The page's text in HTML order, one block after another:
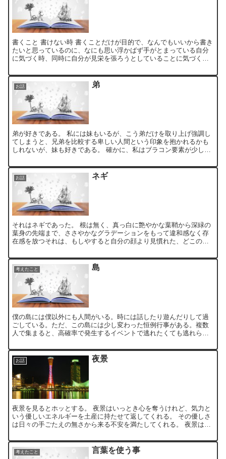
書くこと 書けない時 書くことだけが目的で、なんでもいいから書き
たいと思っているのに、なにも思い浮かばず手がとまっている自分
に気づく時、同時に自分が見栄を張ろうとしていることに気づく。
お話 弟
弟が好きである。 私には妹もいるが、こう弟だけを取り上げ強調し
てしまうと、兄弟を比較する卑しい人間という印象を抱かれるかも
しれないが、妹も好きである。 確かに、私はブラコン要素が少しば
お話 ネギ
それはネギであった。 根は無く、真っ白に艶やかな葉鞘から深緑の
葉身の先端まで、ささやかなグラデーションをもって違和感なく存
在感を放つそれは、もしやすると自分の顔より見慣れた、どこのス
考えたこと 島
僕の島には僕以外にも人間がいる。時には話したり遊んだりして過
ごしている。ただ、この島には少し変わった恒例行事がある。複数
人で集まると、高確率で発生するイベントで逃れたくても逃れられ
お話 夜景
夜景を見るとホッとする。 夜景はいっとき心を奪うけれど、気力と
いう優しいエネルギーを土産に持たせて返してくれる。 その優しさ
は日々の手ごたえの無さから来る不安を満たしてくれる。 夜景はな
考えたこと 言葉を使う事